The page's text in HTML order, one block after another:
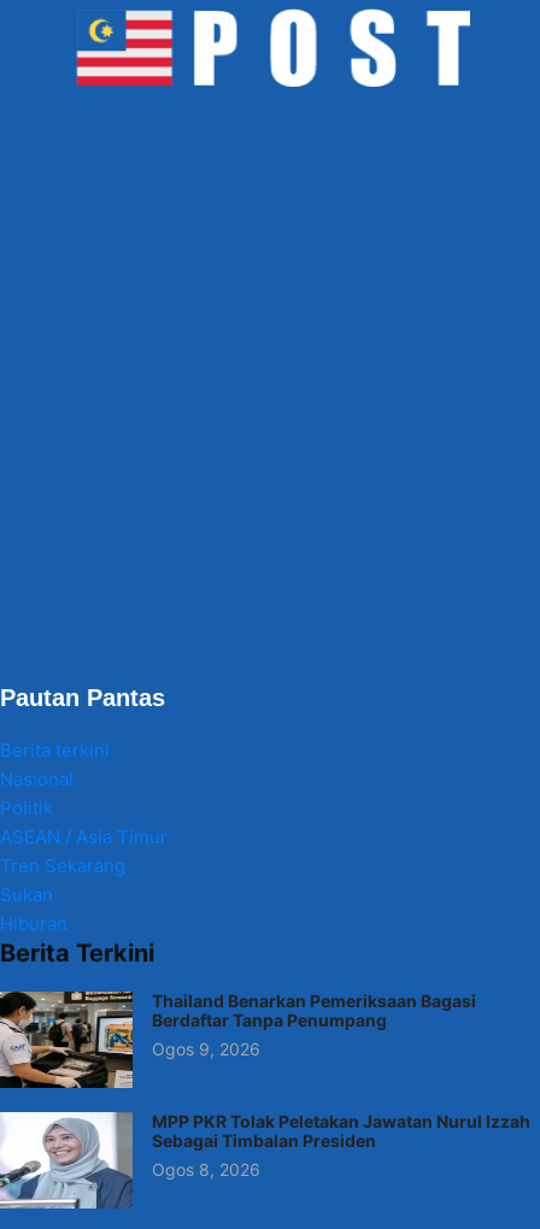
Pautan Pantas
Berita terkini
Nasional
Politik
ASEAN / Asia Timur
Tren Sekarang
Sukan
Hiburan
Berita Terkini
Thailand Benarkan Pemeriksaan Bagasi
Berdaftar Tanpa Penumpang
Ogos 9, 2026
MPP PKR Tolak Peletakan Jawatan Nurul Izzah
Sebagai Timbalan Presiden
Ogos 8, 2026